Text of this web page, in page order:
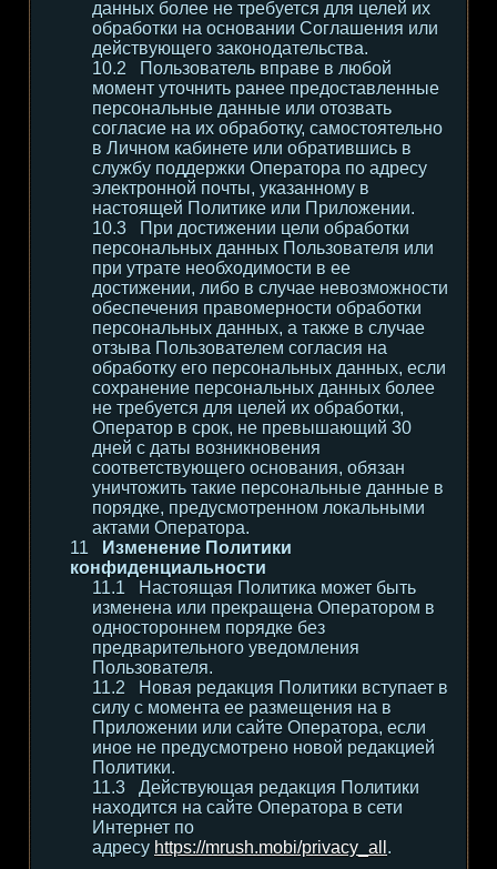
данных более не требуется для целей их
обработки на основании Соглашения или
действующего законодательства.
Пользователь вправе в любой
момент уточнить ранее предоставленные
персональные данные или отозвать
согласие на их обработку, самостоятельно
в Личном кабинете или обратившись в
службу поддержки Оператора по адресу
электронной почты, указанному в
настоящей Политике или Приложении.
При достижении цели обработки
персональных данных Пользователя или
при утрате необходимости в ее
достижении, либо в случае невозможности
обеспечения правомерности обработки
персональных данных, а также в случае
отзыва Пользователем согласия на
обработку его персональных данных, если
сохранение персональных данных более
не требуется для целей их обработки,
Оператор в срок, не превышающий 30
дней с даты возникновения
соответствующего основания, обязан
уничтожить такие персональные данные в
порядке, предусмотренном локальными
актами Оператора.
Изменение Политики
конфиденциальности
Настоящая Политика может быть
изменена или прекращена Оператором в
одностороннем порядке без
предварительного уведомления
Пользователя.
Новая редакция Политики вступает в
силу с момента ее размещения на в
Приложении или сайте Оператора, если
иное не предусмотрено новой редакцией
Политики.
Действующая редакция Политики
находится на сайте Оператора в сети
Интернет по
адресу https://mrush.mobi/privacy_all .